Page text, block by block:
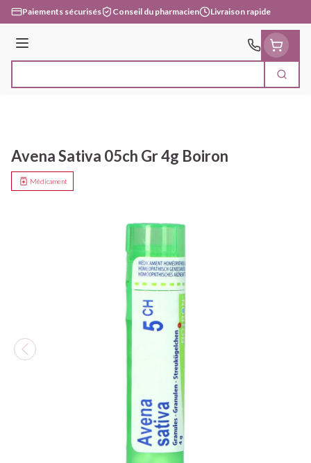
Aller au contenu
Paiements sécurisés Conseil du pharmacien Livraison rapide
Menu
Avena Sativa 05ch Gr 4g Boiron
Médicament